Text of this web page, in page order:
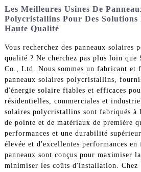
Les Meilleures Usines De
Polycristallins Pour Des Solutions
Haute Qualité
Vous recherchez des panneaux solaires
qualité ? Ne cherchez pas plus loin que
Co., Ltd. Nous sommes un fabricant et
panneaux solaires polycristallins,
d'énergie solaire fiables et efficaces
résidentielles, commerciales et
solaires polycristallins sont fabriqués à
de pointe et de matériaux de première
performances et une durabilité
élevée et d'excellentes performances
panneaux sont conçus pour maximiser
minimiser les coûts d'installation. Chez